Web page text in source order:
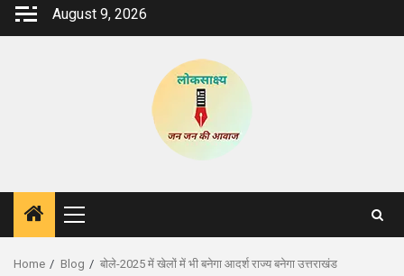
Skip
August 9, 2026
Primary
Menu
Home Blog बोले-2025 में खेलों में भी बनेगा आदर्श राज्य बनेगा उत्तराखंड